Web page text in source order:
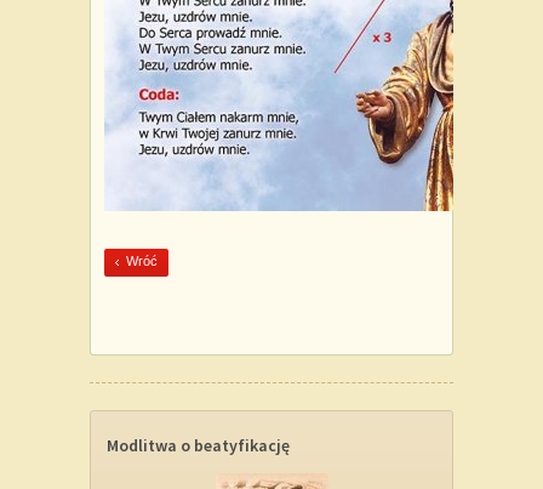
Wróć
Modlitwa o beatyfikację